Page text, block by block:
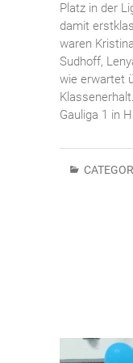
Platz in der
damit
waren
Sudhoff,
wie erwartet
Gauliga 1 in